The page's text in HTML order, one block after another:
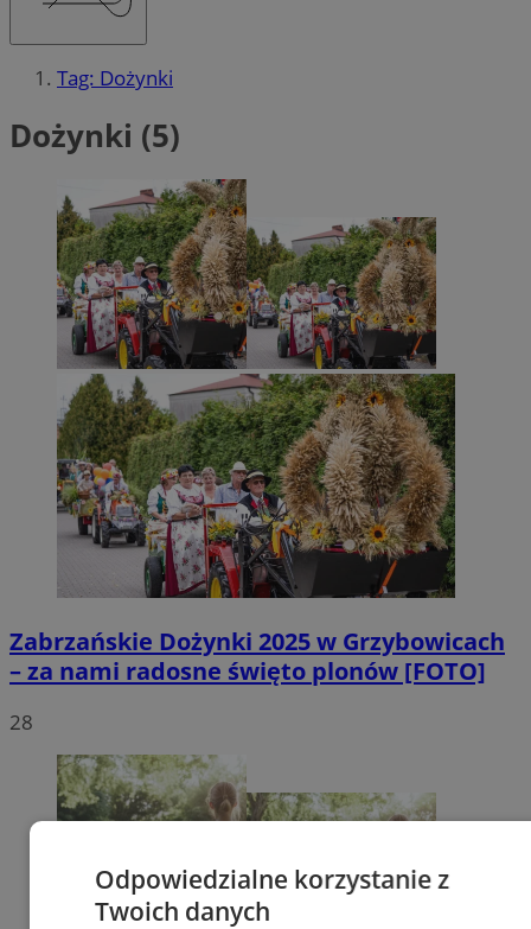
Tag: Dożynki
Dożynki (5)
Zabrzańskie Dożynki 2025 w Grzybowicach
– za nami radosne święto plonów [FOTO]
28
Odpowiedzialne korzystanie z
Twoich danych